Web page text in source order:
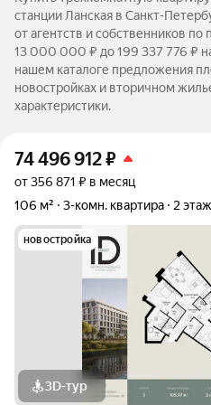
станции Ланская в Санкт-
от агентств и собственников
13 000 000 ₽ до 199 337 776 ₽
нашем каталоге предложения
новостройках и вторичном
характеристики.
74 496 912₽
от 356 871 ₽ в месяц
106 м²
3-комн. квартира 2
новостройка
3D-тур